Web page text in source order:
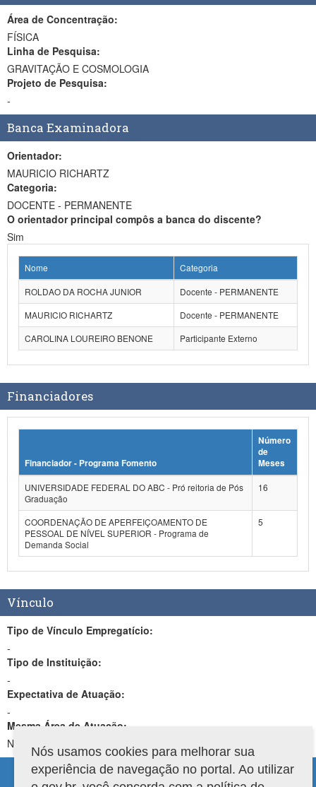
Área de Concentração:
FÍSICA
Linha de Pesquisa:
GRAVITAÇÃO E COSMOLOGIA
Projeto de Pesquisa:
-
Banca Examinadora
Orientador:
MAURICIO RICHARTZ
Categoria:
DOCENTE - PERMANENTE
O orientador principal compôs a banca do discente?
Sim
Nome
Categoria
ROLDAO DA ROCHA JUNIOR
Docente - PERMANENTE
MAURICIO RICHARTZ
Docente - PERMANENTE
CAROLINA LOUREIRO BENONE
Participante Externo
Financiadores
Financiador - Programa Fomento
Número
de
Meses
UNIVERSIDADE FEDERAL DO ABC - Pró reitoria de Pós
Graduação
16
COORDENAÇÃO DE APERFEIÇOAMENTO DE
PESSOAL DE NÍVEL SUPERIOR - Programa de
Demanda Social
5
Vínculo
Tipo de Vínculo Empregatício:
-
Tipo de Instituição:
-
Expectativa de Atuação:
-
Mesma Área de Atuação:
Não
Nós usamos cookies para melhorar sua
experiência de navegação no portal. Ao utilizar